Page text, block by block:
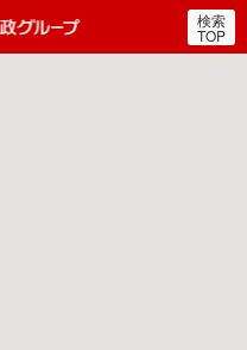
郵便局・日本郵政グルー
検索
TOP